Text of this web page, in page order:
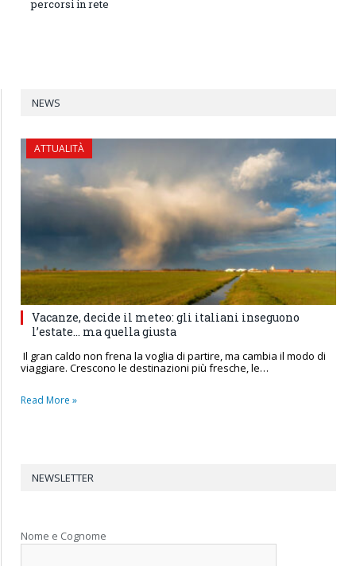
percorsi in rete
NEWS
ATTUALITÀ
Vacanze, decide il meteo: gli italiani inseguono
l’estate… ma quella giusta
Il gran caldo non frena la voglia di partire, ma cambia il modo di
viaggiare. Crescono le destinazioni più fresche, le…
Read More »
NEWSLETTER
Nome e Cognome